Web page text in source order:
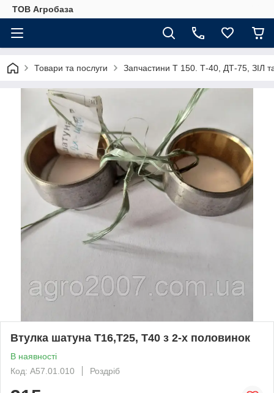
ТОВ Агробаза
Товари та послуги Запчастини Т 150. Т-40, ДТ-75, ЗІЛ
Втулка шатуна Т16,Т25, Т40 з 2-х половинок
В наявності
Код: А57.01.010
Роздріб